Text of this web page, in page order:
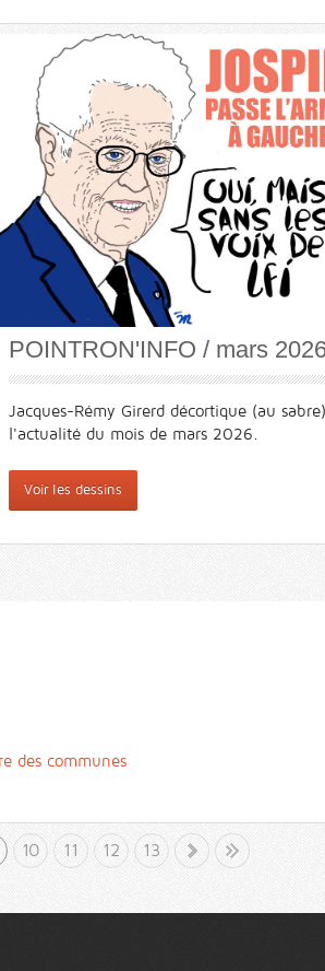
POINTRON'INFO / mars
Jacques-Rémy Girerd décortique (au sabre)
l'actualité du mois de mars 2026.
Voir les dessins
des communes
10 11 12 13
» Fin